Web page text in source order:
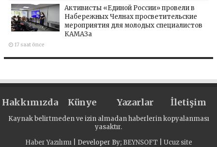
Активисты «Единой России» провели в
Набережных Челнах просветительские
мероприятия для молодых специалистов
КАМАЗа
17 saat önce
Hakkımızda Künye Yazarlar İletişim
Kaynak belirtmeden ve izin almadan haberlerin kopyalanması
yasaktır.
Haber Yazılımı| Developer By; BEYNSOFT Ucuz site